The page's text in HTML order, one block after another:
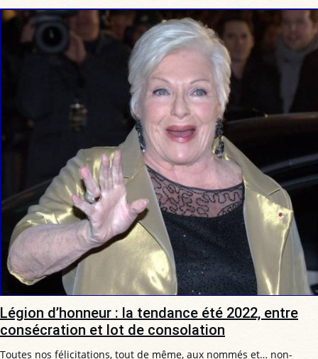
Légion d’honneur : la tendance été 2022, entre
consécration et lot de consolation
Toutes nos félicitations, tout de même, aux nommés et… non-